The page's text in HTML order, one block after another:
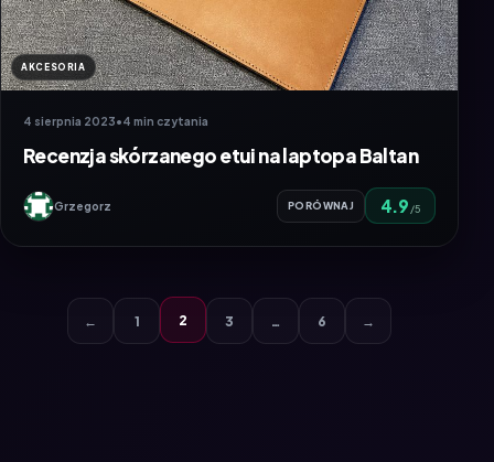
AKCESORIA
4 sierpnia 2023•4 min czytania
Recenzja skórzanego etui na laptopa Baltan
Grzegorz PORÓWNAJ 4.9 /5
← 1 2 3 … 6 →